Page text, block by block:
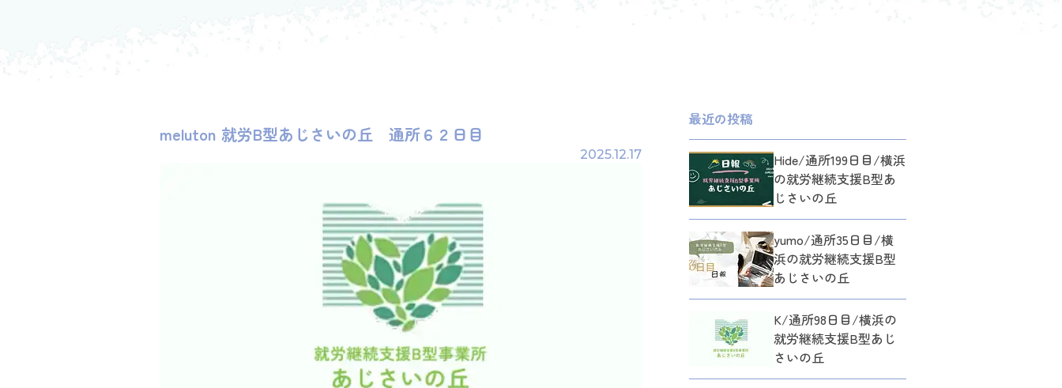
meluton 就労B型あじさいの丘 通所６２日目
2025.12.17
最近の投稿
Hide/通所199日目/横浜
の就労継続支援B型あ
じさいの丘
yumo/通所35日目/横
浜の就労継続支援B型
あじさいの丘
K/通所98日目/横浜の
就労継続支援B型あじ
さいの丘